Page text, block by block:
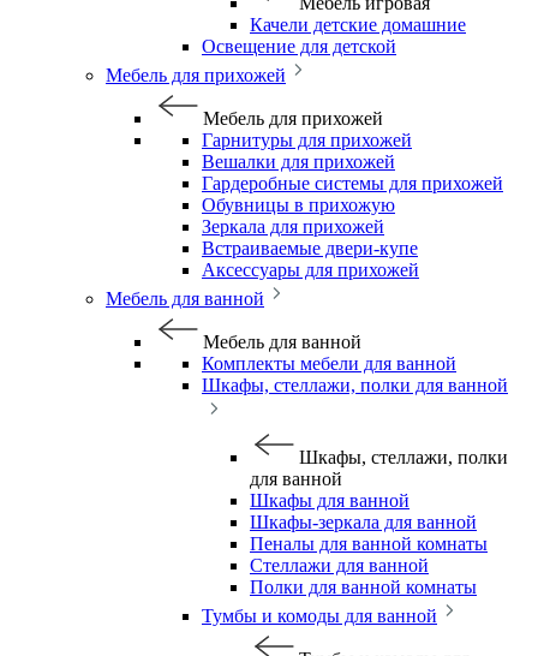
Качели детские домашние
Освещение для детской
Мебель для прихожей
Мебель для прихожей
Гарнитуры для прихожей
Вешалки для прихожей
Гардеробные системы для прихожей
Обувницы в прихожую
Зеркала для прихожей
Встраиваемые двери-купе
Аксессуары для прихожей
Мебель для ванной
Мебель для ванной
Комплекты мебели для ванной
Шкафы, стеллажи, полки для ванной
Шкафы, стеллажи, полки
для ванной
Шкафы для ванной
Шкафы-зеркала для ванной
Пеналы для ванной комнаты
Стеллажи для ванной
Полки для ванной комнаты
Тумбы и комоды для ванной